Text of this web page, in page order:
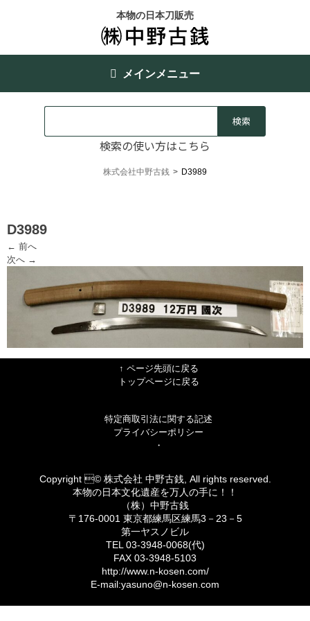
本物の日本刀販売
メインメニュー
検索の使い方はこちら
株式会社中野古銭 > D3989
D3989
← 前へ
次へ →
↑ ページ先頭に戻る
トップページに戻る
特定商取引法に関する記述
プライバシーポリシー
・
Copyright © 株式会社 中野古銭, All rights reserved.
本物の日本文化遺産を万人の手に！！
（株）中野古銭
〒176-0001 東京都練馬区練馬3－23－5
第一ヤスノビル
TEL 03-3948-0068(代)
FAX 03-3948-5103
http://www.n-kosen.com/
E-mail:yasuno@n-kosen.com